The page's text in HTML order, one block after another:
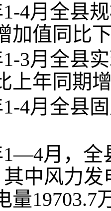
1-4月全县
加值同比
1-3月全县
上年同期
1-4月全县
1—4月，全
其中风力
量19703.7